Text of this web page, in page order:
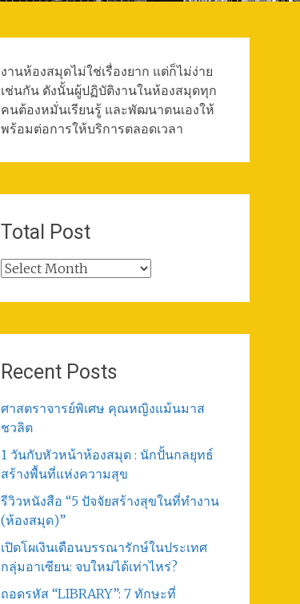
งานห้องสมุดไม่ใช่เรื่องยาก แต่ก็ไม่ง่าย
เช่นกัน ดังนั้นผู้ปฏิบัติงานในห้องสมุดทุก
คนต้องหมั่นเรียนรู้ และพัฒนาตนเองให้
พร้อมต่อการให้บริการตลอดเวลา
Total Post
Total
Recent Posts
ศาสตราจารย์พิเศษ คุณหญิงแม้นมาส
ชวลิต
1 วันกับหัวหน้าห้องสมุด : นักปั้นกลยุทธ์
สร้างพื้นที่แห่งความสุข
รีวิวหนังสือ “5 ปัจจัยสร้างสุขในที่ทำงาน
(ห้องสมุด)”
เปิดโผเงินเดือนบรรณารักษ์ในประเทศ
กลุ่มอาเซียน: จบใหม่ได้เท่าไหร่?
ถอดรหัส “LIBRARY”: 7 ทักษะที่